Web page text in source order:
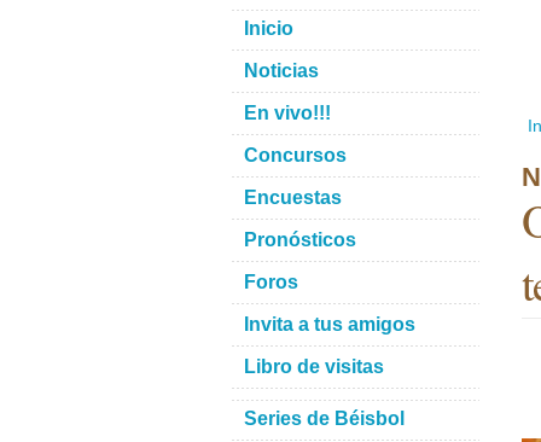
Inicio
Noticias
En vivo!!!
Concursos
Encuestas
Pronósticos
Foros
Invita a tus amigos
Libro de visitas
Series de Béisbol